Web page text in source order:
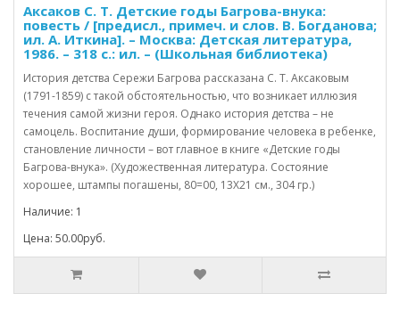
Аксаков С. Т. Детские годы Багрова-внука:
повесть / [предисл., примеч. и слов. В. Богданова;
ил. А. Иткина]. – Москва: Детская литература,
1986. – 318 с.: ил. – (Школьная библиотека)
История детства Сережи Багрова рассказана С. Т. Аксаковым
(1791-1859) с такой обстоятельностью, что возникает иллюзия
течения самой жизни героя. Однако история детства – не
самоцель. Воспитание души, формирование человека в ребенке,
становление личности – вот главное в книге «Детские годы
Багрова-внука». (Художественная литература. Состояние
хорошее, штампы погашены, 80=00, 13Х21 см., 304 гр.)
Наличие: 1
Цена: 50.00руб.